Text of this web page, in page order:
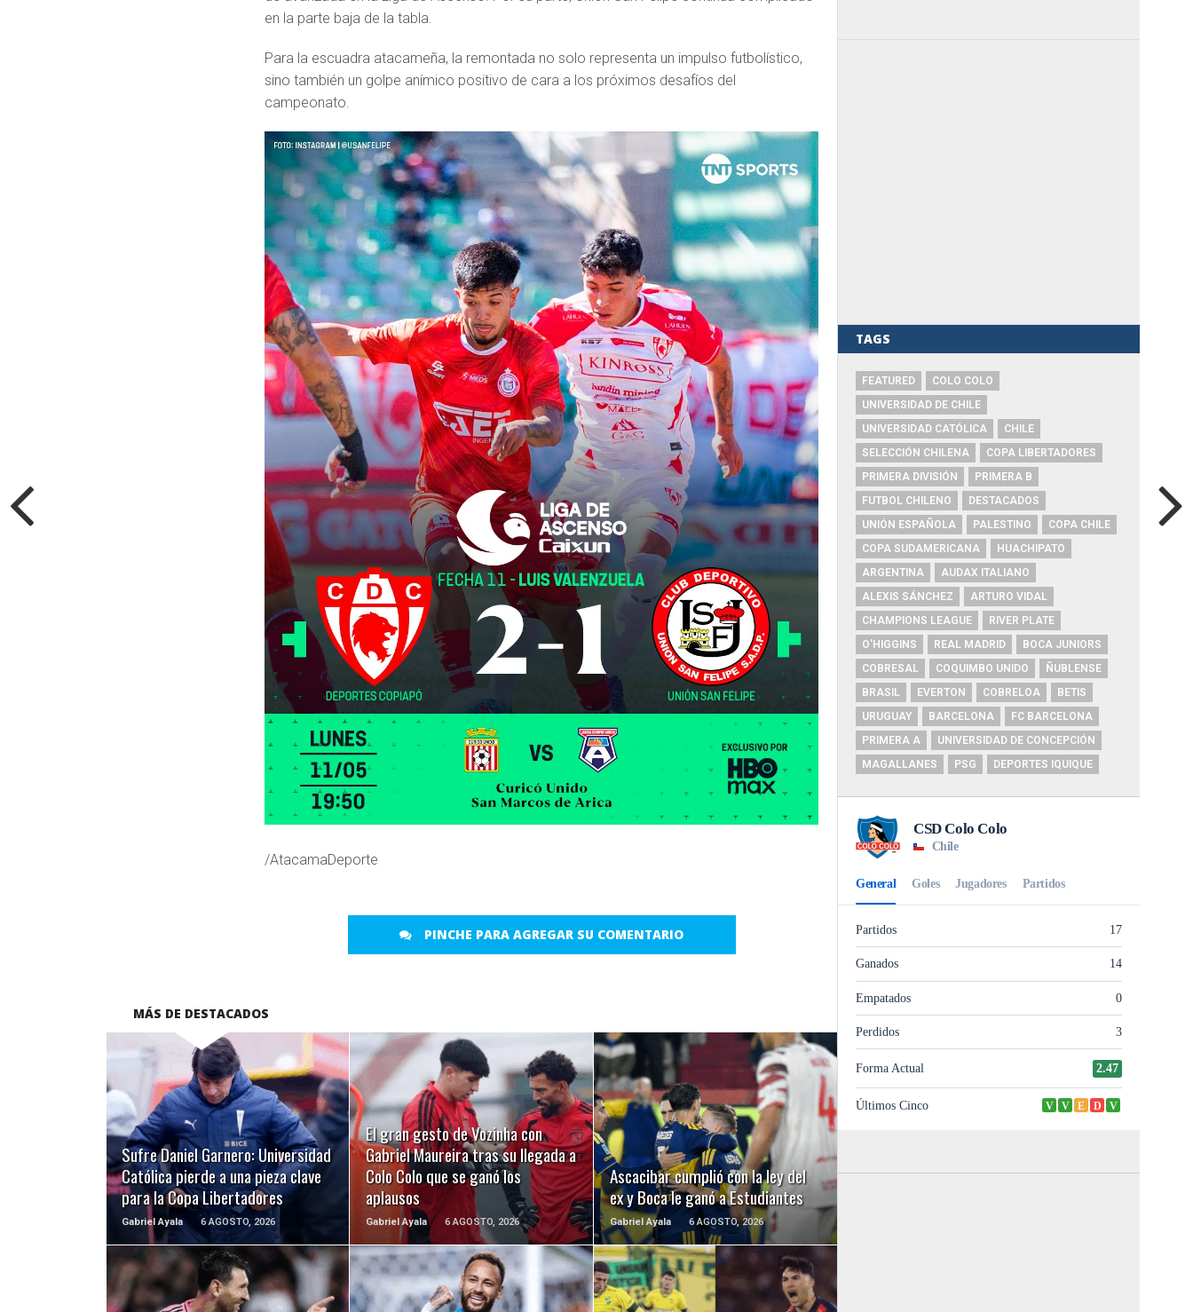
en la parte baja de la tabla.
Para la escuadra atacameña, la remontada no solo representa un impulso futbolístico,
sino también un golpe anímico positivo de cara a los próximos desafíos del
campeonato.
/AtacamaDeporte
PINCHE PARA AGREGAR SU COMENTARIO
MÁS DE DESTACADOS
Sufre Daniel Garnero: Universidad
Católica pierde a una pieza clave
para la Copa Libertadores
Gabriel Ayala 6 AGOSTO, 2026
LEER MÁS
El gran gesto de Vozinha con
Gabriel Maureira tras su llegada a
Colo Colo que se ganó los
aplausos
Gabriel Ayala 6 AGOSTO, 2026
LEER MÁS
Ascacibar cumplió con la ley del
ex y Boca le ganó a Estudiantes
Gabriel Ayala 6 AGOSTO, 2026
LEER MÁS
TAGS
FEATURED
COLO COLO
UNIVERSIDAD DE CHILE
UNIVERSIDAD CATÓLICA
CHILE
SELECCIÓN CHILENA
COPA LIBERTADORES
PRIMERA DIVISIÓN
PRIMERA B
FUTBOL CHILENO
DESTACADOS
UNIÓN ESPAÑOLA
PALESTINO
COPA CHILE
COPA SUDAMERICANA
HUACHIPATO
ARGENTINA
AUDAX ITALIANO
ALEXIS SÁNCHEZ
ARTURO VIDAL
CHAMPIONS LEAGUE
RIVER PLATE
O'HIGGINS
REAL MADRID
BOCA JUNIORS
COBRESAL
COQUIMBO UNIDO
ÑUBLENSE
BRASIL
EVERTON COBRELOA
BETIS
URUGUAY
BARCELONA
FC BARCELONA
PRIMERA A
UNIVERSIDAD DE CONCEPCIÓN
MAGALLANES
PSG DEPORTES IQUIQUE